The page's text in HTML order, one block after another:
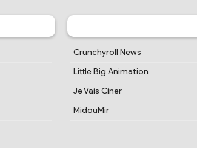
Crunchyroll News
Little Big Animation
Je Vais Ciner
MidouMir